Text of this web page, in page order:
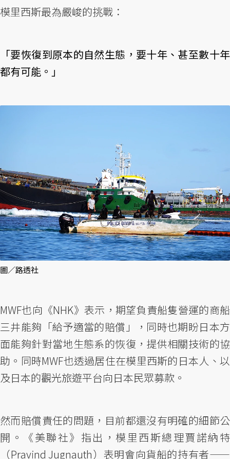
模里西斯最為嚴峻的挑戰：
「要恢復到原本的自然生態，要十年、甚至數十年
都有可能。」
圖／路透社
MWF也向《NHK》表示，期望負責船隻營運的商船
三井能夠「給予適當的賠償」，同時也期盼日本方
面能夠針對當地生態系的恢復，提供相關技術的協
助。同時MWF也透過居住在模里西斯的日本人、以
及日本的觀光旅遊平台向日本民眾募款。
然而賠償責任的問題，目前都還沒有明確的細節公
開。《美聯社》指出，模里西斯總理賈諾納特
（Pravind Jugnauth）表明會向貨船的持有者——